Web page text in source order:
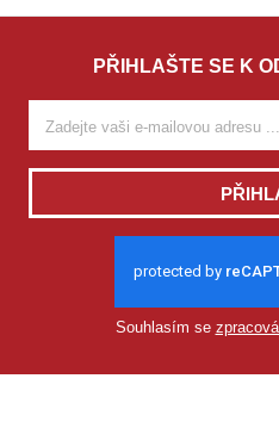
PŘIHLAŠTE SE K
Souhlasím se